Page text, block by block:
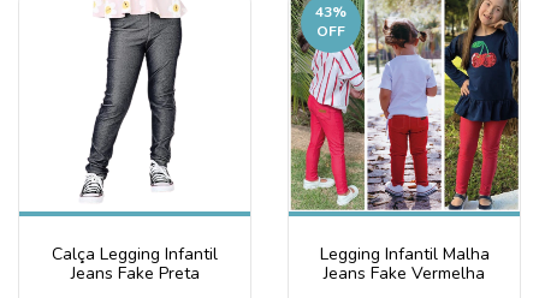
Calça Legging Infantil
Jeans Fake Preta
43%
OFF
Legging Infantil Malha
Jeans Fake Vermelha